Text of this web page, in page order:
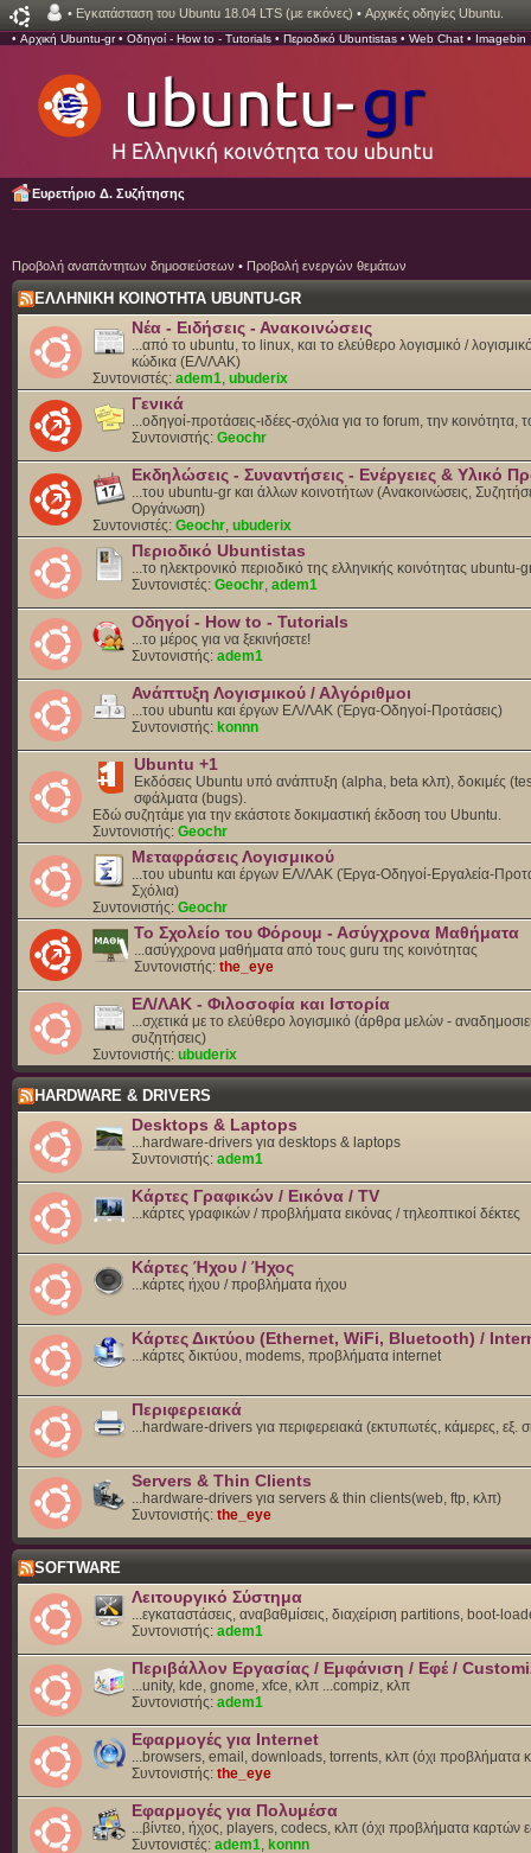
• Εγκατάσταση του Ubuntu 18.04 LTS (με εικόνες) • Αρχικές οδηγίες Ubuntu.
• Αρχική Ubuntu-gr• Οδηγοί - How to - Tutorials • Περιοδικό Ubuntistas • Web Chat • Imagebin
Ευρετήριο Δ. Συζήτησης
Προβολή αναπάντητων δημοσιεύσεων • Προβολή ενεργών θεμάτων
ΕΛΛΗΝΙΚΗ ΚΟΙΝΟΤΗΤΑ UBUNTU-GR
Νέα - Ειδήσεις - Ανακοινώσεις
...από το ubuntu, το linux, και το ελεύθερο λογισμικό /
κώδικα (ΕΛ/ΛΑΚ)
Συντονιστές: adem1 ubuderix
Γενικά
...οδηγοί-προτάσεις-ιδέες-σχόλια για το forum, την κοινότητα,
Συντονιστής: Geochr
Εκδηλώσεις - Συναντήσεις - Ενέργειες & Υλικό
...του ubuntu-gr και άλλων κοινοτήτων (Ανακοινώσεις,
Οργάνωση)
Συντονιστές: Geochr ubuderix
Περιοδικό Ubuntistas
...το ηλεκτρονικό περιοδικό της ελληνικής κοινότητας ubuntu-
Συντονιστές: Geochr adem1
Οδηγοί - How to - Tutorials
...το μέρος για να ξεκινήσετε!
Συντονιστής: adem1
Ανάπτυξη Λογισμικού / Αλγόριθμοι
...του ubuntu και έργων ΕΛ/ΛΑΚ (Έργα-Οδηγοί-Προτάσεις)
Συντονιστής: konnn
Ubuntu +1
Εκδόσεις Ubuntu υπό ανάπτυξη (alpha, beta κλπ), δοκιμές
σφάλματα (bugs).
Eδώ συζητάμε για την εκάστοτε δοκιμαστική έκδοση του Ubuntu.
Συντονιστής: Geochr
Μεταφράσεις Λογισμικού
...του ubuntu και έργων ΕΛ/ΛΑΚ (Έργα-Οδηγοί-Εργαλεία-
Σχόλια)
Συντονιστής: Geochr
Το Σχολείο του Φόρουμ - Ασύγχρονα Μαθήματα
...ασύγχρονα μαθήματα από τους guru της κοινότητας
Συντονιστής: the_eye
ΕΛ/ΛΑΚ - Φιλοσοφία και Ιστορία
...σχετικά με το ελεύθερο λογισμικό (άρθρα μελών -
συζητήσεις)
Συντονιστής: ubuderix
HARDWARE & DRIVERS
Desktops & Laptops
...hardware-drivers για desktops & laptops
Συντονιστής: adem1
Κάρτες Γραφικών / Εικόνα / TV
...κάρτες γραφικών / προβλήματα εικόνας / τηλεοπτικοί δέκτες
Κάρτες Ήχου / Ήχος
...κάρτες ήχου / προβλήματα ήχου
Κάρτες Δικτύου (Ethernet, WiFi, Bluetooth) /
...κάρτες δικτύου, modems, προβλήματα internet
Περιφερειακά
...hardware-drivers για περιφερειακά (εκτυπωτές, κάμερες, εξ.
Servers & Thin Clients
...hardware-drivers για servers & thin clients(web, ftp, κλπ)
Συντονιστής: the_eye
SOFTWARE
Λειτουργικό Σύστημα
...εγκαταστάσεις, αναβαθμίσεις, διαχείριση partitions, boot-
Συντονιστής: adem1
Περιβάλλον Εργασίας / Εμφάνιση / Εφέ /
...unity, kde, gnome, xfce, κλπ ...compiz, κλπ
Συντονιστής: adem1
Εφαρμογές για Internet
...browsers, email, downloads, torrents, κλπ (όχι προβλήματα
Συντονιστής: the_eye
Εφαρμογές για Πολυμέσα
...βίντεο, ήχος, players, codecs, κλπ (όχι προβλήματα καρτών
Συντονιστές: adem1 konnn